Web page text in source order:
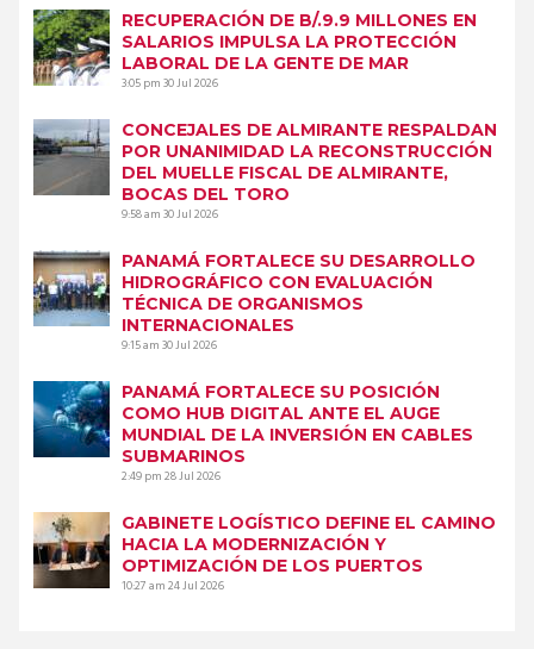
RECUPERACIÓN DE B/.9.9 MILLONES EN
SALARIOS IMPULSA LA PROTECCIÓN
LABORAL DE LA GENTE DE MAR
3:05 pm30 Jul 2026
CONCEJALES DE ALMIRANTE RESPALDAN
POR UNANIMIDAD LA RECONSTRUCCIÓN
DEL MUELLE FISCAL DE ALMIRANTE,
BOCAS DEL TORO
9:58 am30 Jul 2026
PANAMÁ FORTALECE SU DESARROLLO
HIDROGRÁFICO CON EVALUACIÓN
TÉCNICA DE ORGANISMOS
INTERNACIONALES
9:15 am30 Jul 2026
PANAMÁ FORTALECE SU POSICIÓN
COMO HUB DIGITAL ANTE EL AUGE
MUNDIAL DE LA INVERSIÓN EN CABLES
SUBMARINOS
2:49 pm28 Jul 2026
GABINETE LOGÍSTICO DEFINE EL CAMINO
HACIA LA MODERNIZACIÓN Y
OPTIMIZACIÓN DE LOS PUERTOS
10:27 am24 Jul 2026